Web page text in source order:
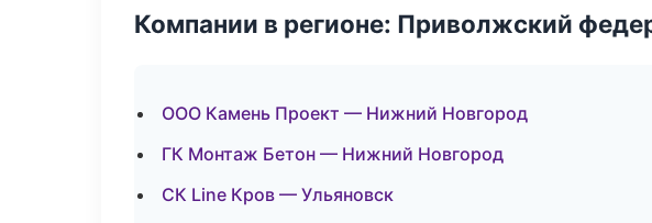
Компании в регионе: Приволжский
ООО Камень Проект — Нижний Новгород
ГК Монтаж Бетон — Нижний Новгород
СК Line Кров — Ульяновск